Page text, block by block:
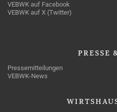
VEBWK auf Facebook
VEBWK auf X (Twitter)
PRESSE
Pressemitteilungen
VEBWK-News